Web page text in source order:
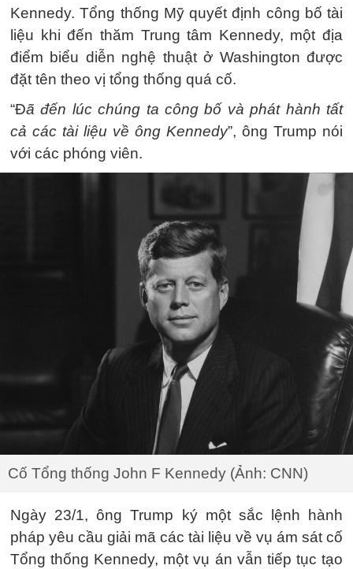
Kennedy. Tổng thống Mỹ quyết định công bố tài
liệu khi đến thăm Trung tâm Kennedy, một địa
điểm biểu diễn nghệ thuật ở Washington được
đặt tên theo vị tổng thống quá cố.
“Đã đến lúc chúng ta công bố và phát hành tất
cả các tài liệu về ông Kennedy”, ông Trump nói
với các phóng viên.
Cố Tổng thống John F Kennedy (Ảnh: CNN)
Ngày 23/1, ông Trump ký một sắc lệnh hành
pháp yêu cầu giải mã các tài liệu về vụ ám sát cố
Tổng thống Kennedy, một vụ án vẫn tiếp tục tạo